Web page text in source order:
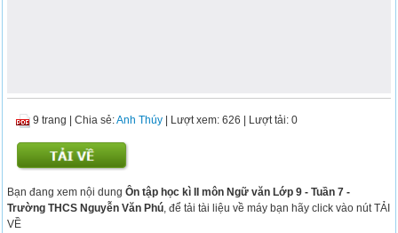
9 trang |Chia sẻ:Anh Thúy | Lượt xem: 626 | Lượt tải: 0
Bạn đang xem nội dungÔn tập học kì II môn Ngữ văn Lớp 9 - Tuần 7 -
Trường THCS Nguyễn Văn Phú , để tải tài liệu về máy bạn hãy click vào nút TẢI
VỀ